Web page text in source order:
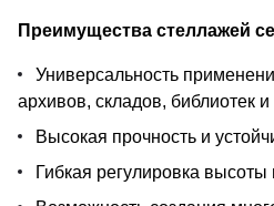
Преимущества стеллажей
Универсальность
архивов, складов, библиотек
Высокая прочность и
Гибкая регулировка высоты